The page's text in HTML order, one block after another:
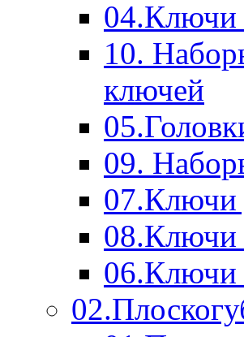
04.Ключи
10.
ключей
09.
07.Ключи
08.Ключи
06.Ключи